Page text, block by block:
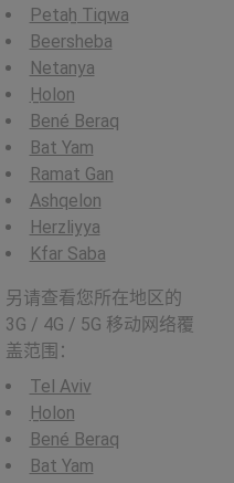
Petaẖ Tiqwa
Beersheba
Netanya
H̱olon
Bené Beraq
Bat Yam
Ramat Gan
Ashqelon
Herzliyya
Kfar Saba
另请查看您所在地区的
3G / 4G / 5G 移动网络覆
盖范围：
Tel Aviv
H̱olon
Bené Beraq
Bat Yam